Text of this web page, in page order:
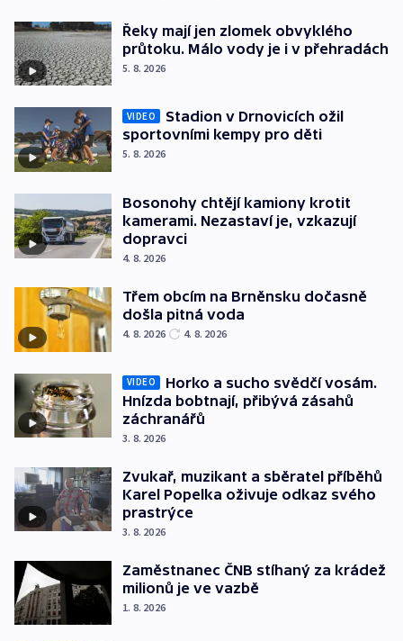
Řeky mají jen zlomek obvyklého
průtoku. Málo vody je i v přehradách
5. 8. 2026
VIDEO
Stadion v Drnovicích ožil
sportovními kempy pro děti
5. 8. 2026
Bosonohy chtějí kamiony krotit
kamerami. Nezastaví je, vzkazují
dopravci
4. 8. 2026
Třem obcím na Brněnsku dočasně
došla pitná voda
4. 8. 2026 4. 8. 2026
VIDEO
Horko a sucho svědčí vosám.
Hnízda bobtnají, přibývá zásahů
záchranářů
3. 8. 2026
Zvukař, muzikant a sběratel příběhů
Karel Popelka oživuje odkaz svého
prastrýce
3. 8. 2026
Zaměstnanec ČNB stíhaný za krádež
milionů je ve vazbě
1. 8. 2026